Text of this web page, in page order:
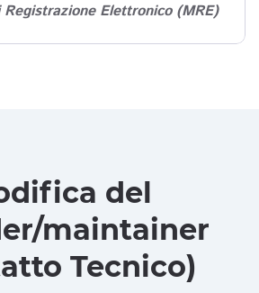
Registrazione Elettronico (MRE)
del
maintainer
Tecnico)